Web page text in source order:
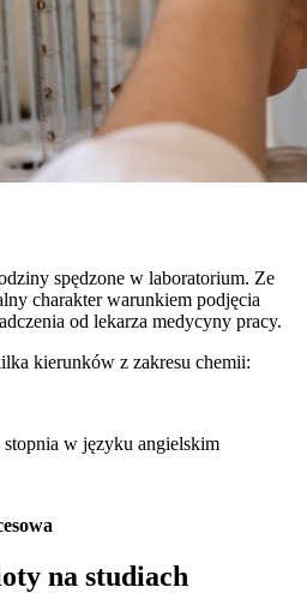
spędzone w laboratorium. Ze
charakter warunkiem podjęcia
od lekarza medycyny pracy.
kierunków z zakresu chemii:
stopnia w języku angielskim
na studiach